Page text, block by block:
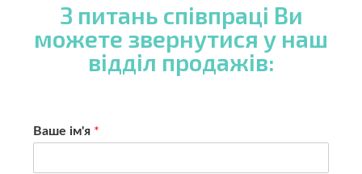
З питань співпраці Ви
можете звернутися у наш
відділ продажів:
Ваше ім'я *